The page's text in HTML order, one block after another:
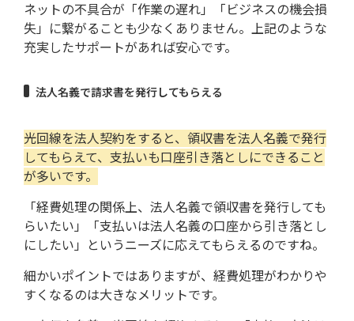
ネットの不具合が「作業の遅れ」「ビジネスの機会損
失」に繋がることも少なくありません。上記のような
充実したサポートがあれば安心です。
法人名義で請求書を発行してもらえる
光回線を法人契約をすると、領収書を法人名義で発行
してもらえて、支払いも口座引き落としにできること
が多いです。
「経費処理の関係上、法人名義で領収書を発行しても
らいたい」「支払いは法人名義の口座から引き落とし
にしたい」というニーズに応えてもらえるのですね。
細かいポイントではありますが、経費処理がわかりや
すくなるのは大きなメリットです。